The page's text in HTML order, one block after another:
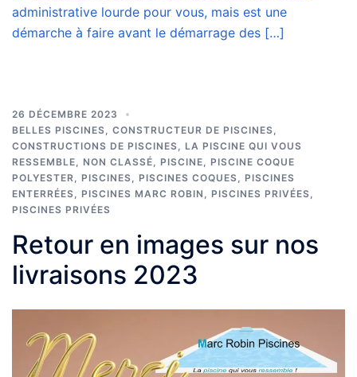
administrative lourde pour vous, mais est une
démarche à faire avant le démarrage des […]
26 DÉCEMBRE 2023
BELLES PISCINES
CONSTRUCTEUR DE PISCINES
CONSTRUCTIONS DE PISCINES
LA PISCINE QUI VOUS
RESSEMBLE
NON CLASSÉ PISCINE
PISCINE COQUE
POLYESTER
PISCINES PISCINES COQUES
PISCINES
ENTERRÉES
PISCINES MARC ROBIN PISCINES PRIVÉES
PISCINES PRIVÉES
Retour en images sur nos
livraisons 2023